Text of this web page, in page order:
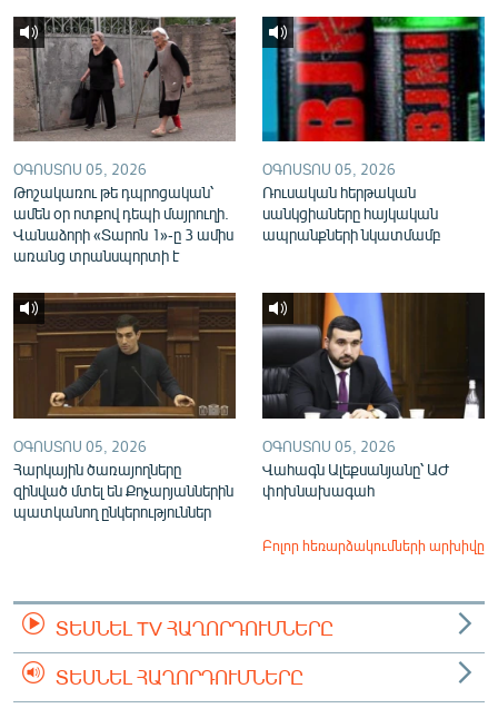
ՕԳՈՍՏՈՍ 05, 2026
Թոշակառու թե դպրոցական՝
ամեն օր ոտքով դեպի մայրուղի.
Վանաձորի «Տարոն 1»-ը 3 ամիս
առանց տրանսպորտի է
ՕԳՈՍՏՈՍ 05, 2026
Ռուսական հերթական
սանկցիաները հայկական
ապրանքների նկատմամբ
ՕԳՈՍՏՈՍ 05, 2026
Հարկային ծառայողները
զինված մտել են Քոչարյաններին
պատկանող ընկերություններ
ՕԳՈՍՏՈՍ 05, 2026
Վահագն Ալեքսանյանը՝ ԱԺ
փոխնախագահ
Բոլոր հեռարձակումների արխիվը
ՏԵՍՆԵԼ TV ՀԱՂՈՐԴՈՒՄՆԵՐԸ
ՏԵՍՆԵԼ ՀԱՂՈՐԴՈՒՄՆԵՐԸ